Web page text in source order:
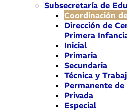
Subsecretaría de
Coordinación
Dirección de
Primera
Inicial
Primaria
Secundaria
Técnica y
Permanente
Privada
Especial